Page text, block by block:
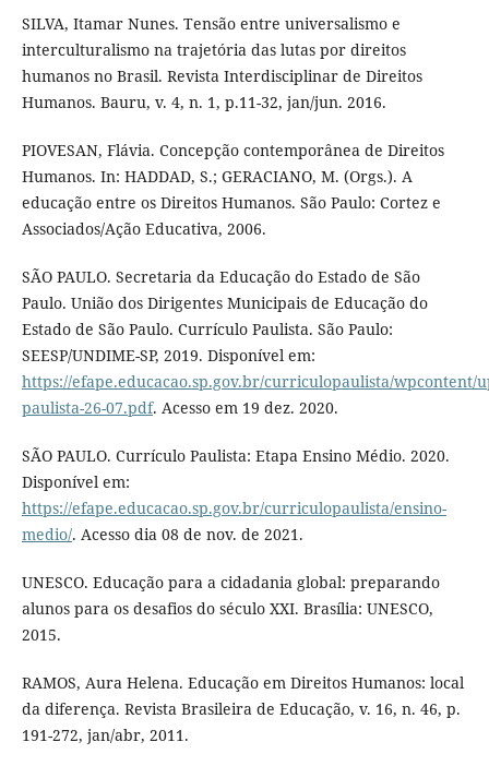
SILVA, Itamar Nunes. Tensão entre universalismo e
interculturalismo na trajetória das lutas por direitos
humanos no Brasil. Revista Interdisciplinar de Direitos
Humanos. Bauru, v. 4, n. 1, p.11-32, jan/jun. 2016.
PIOVESAN, Flávia. Concepção contemporânea de Direitos
Humanos. In: HADDAD, S.; GERACIANO, M. (Orgs.). A
educação entre os Direitos Humanos. São Paulo: Cortez e
Associados/Ação Educativa, 2006.
SÃO PAULO. Secretaria da Educação do Estado de São
Paulo. União dos Dirigentes Municipais de Educação do
Estado de São Paulo. Currículo Paulista. São Paulo:
SEESP/UNDIME-SP, 2019. Disponível em:
https://efape.educacao.sp.gov.br/curriculopaulista/wpcontent/
paulista-26-07.pdf. Acesso em 19 dez. 2020.
SÃO PAULO. Currículo Paulista: Etapa Ensino Médio. 2020.
Disponível em:
https://efape.educacao.sp.gov.br/curriculopaulista/ensino-
medio/. Acesso dia 08 de nov. de 2021.
UNESCO. Educação para a cidadania global: preparando
alunos para os desafios do século XXI. Brasília: UNESCO,
2015.
RAMOS, Aura Helena. Educação em Direitos Humanos: local
da diferença. Revista Brasileira de Educação, v. 16, n. 46, p.
191-272, jan/abr, 2011.